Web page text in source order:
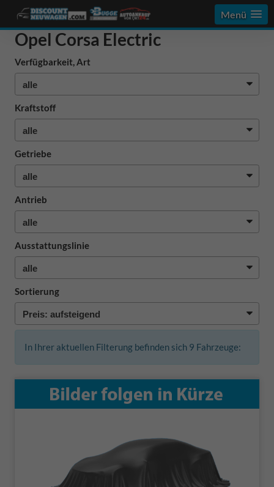
Menü
Opel Corsa Electric
Verfügbarkeit, Art
Kraftstoff
Getriebe
Antrieb
Ausstattungslinie
Sortierung
In Ihrer aktuellen Filterung befinden sich 9 Fahrzeuge: